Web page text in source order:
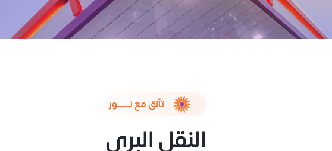
تألق مع نـــــــور
النقل البري